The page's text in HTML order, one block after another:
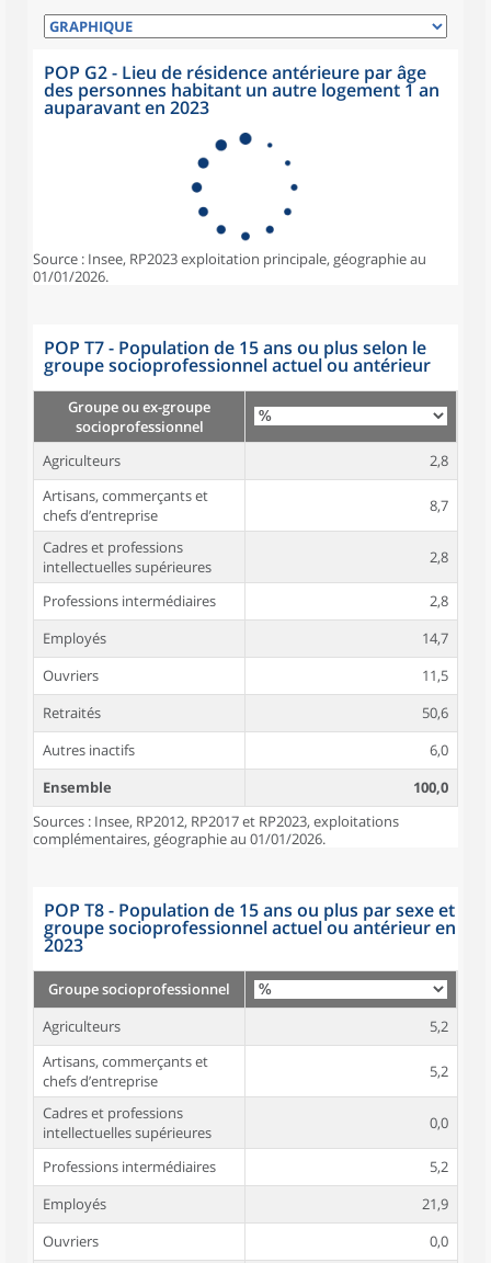
POP G2 - Lieu de résidence antérieure par âge
des personnes habitant un autre logement 1 an
auparavant en 2023
Source : Insee, RP2023 exploitation principale, géographie au
01/01/2026.
POP T7 - Population de 15 ans ou plus selon le
groupe socioprofessionnel actuel ou antérieur
Groupe ou ex-groupe
socioprofessionnel
Agriculteurs
2,8
Artisans, commerçants et
chefs d’entreprise
8,7
Cadres et professions
intellectuelles supérieures
2,8
Professions intermédiaires
2,8
Employés
14,7
Ouvriers
11,5
Retraités
50,6
Autres inactifs
6,0
Ensemble
100,0
Sources : Insee, RP2012, RP2017 et RP2023, exploitations
complémentaires, géographie au 01/01/2026.
POP T8 - Population de 15 ans ou plus par sexe et
groupe socioprofessionnel actuel ou antérieur en
2023
Groupe socioprofessionnel
Agriculteurs
5,2
Artisans, commerçants et
chefs d’entreprise
5,2
Cadres et professions
intellectuelles supérieures
0,0
Professions intermédiaires
5,2
Employés
21,9
Ouvriers
0,0